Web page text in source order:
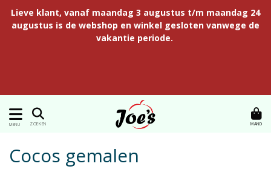
Lieve klant, vanaf maandag 3 augustus t/m maandag 24
augustus is de webshop en winkel gesloten vanwege de
vakantie periode.
MENU ZOEKEN MAND
Cocos gemalen